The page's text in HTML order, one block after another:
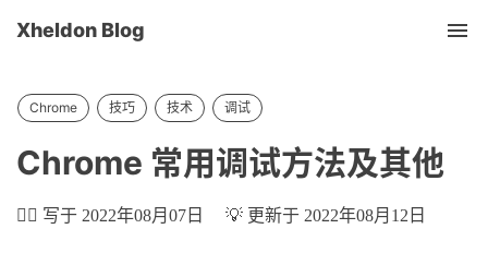
Xheldon Blog
Chrome 技巧 技术 调试
Chrome 常用调试方法及其他
✍🏼 写于 2022年08月07日 💡 更新于 2022年08月12日